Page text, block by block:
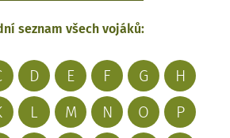
seznam všech vojáků:
D E F G
H
L M N O
P